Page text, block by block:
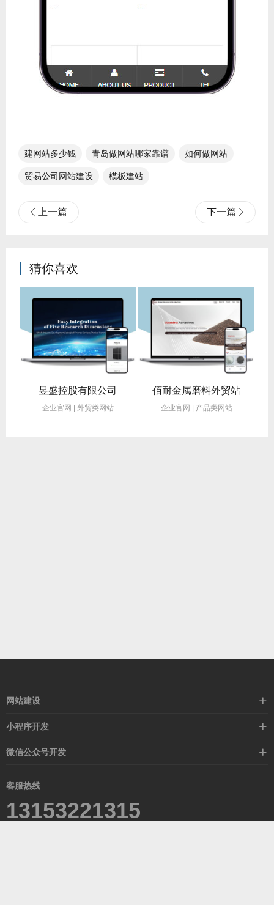
建网站多少钱 青岛做网站哪家靠谱 如何做网站
贸易公司网站建设 模板建站
上一篇 下一篇
猜你喜欢
昱盛控股有限公司
企业官网 | 外贸类网站
佰耐金属磨料外贸站
企业官网 | 产品类网站
网站建设
标准化网站建设
外贸模板站
小程序开发
营销活动
在线商城
微信公众号开发
客服热线
13153221315